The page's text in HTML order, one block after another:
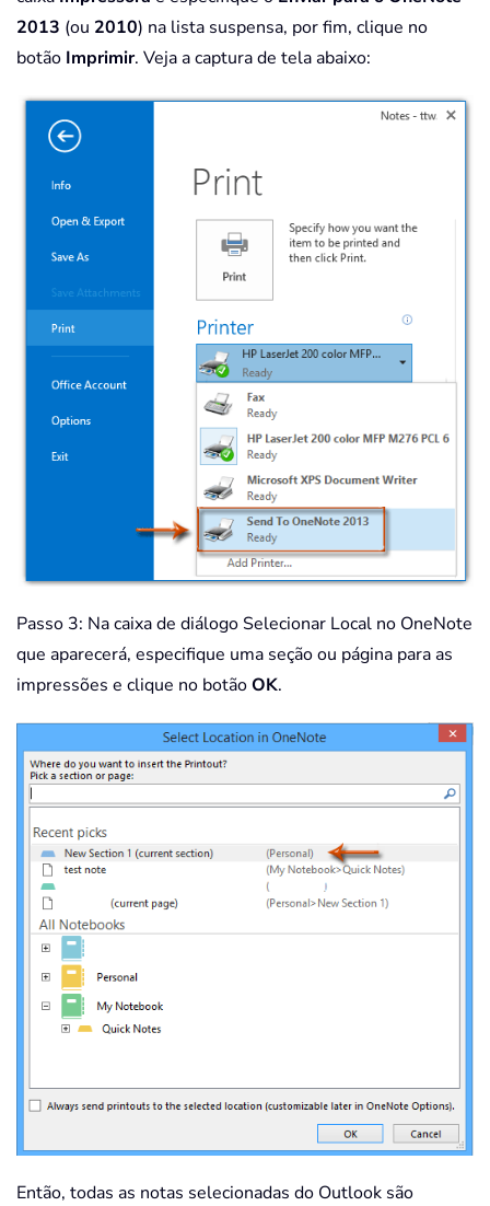
2013 (ou 2010) na lista suspensa, por fim, clique no
botão Imprimir. Veja a captura de tela abaixo:
Passo 3: Na caixa de diálogo Selecionar Local no OneNote
que aparecerá, especifique uma seção ou página para as
impressões e clique no botãoOK.
Então, todas as notas selecionadas do Outlook são